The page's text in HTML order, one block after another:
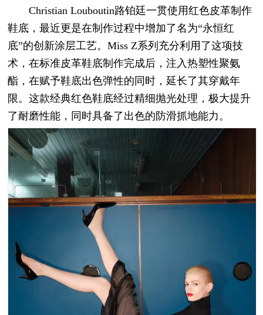
Christian Louboutin路铂廷一贯使用红色皮革制作
鞋底，最近更是在制作过程中增加了名为“永恒红
底”的创新涂层工艺。Miss Z系列充分利用了这项技
术，在标准皮革鞋底制作完成后，注入热塑性聚氨
酯，在赋予鞋底出色弹性的同时，延长了其穿戴年
限。这款经典红色鞋底经过精细抛光处理，极大提升
了耐磨性能，同时具备了出色的防滑抓地能力。